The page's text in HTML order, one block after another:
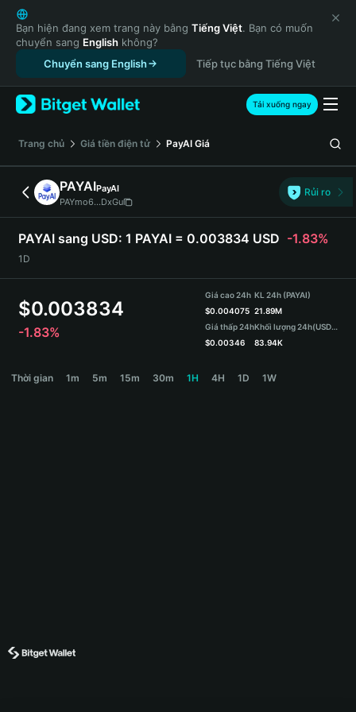
English
日本語
Tiếng Việt
Русский
Español (Latinoamérica)
Türkçe
Français
Deutsch
简体中文
繁體中文
Português (Portugal)
Bahasa Indonesia
ภาษาไทย
हिन्दी
Español
Português (Brasil)
Bạn hiện đang xem trang này bằng Tiếng Việt. Bạn có muốn
chuyển sang English không?
Chuyển sang English
Tiếp tục bằng Tiếng Việt
Tải xuống ngay
‌Trang chủ Giá tiền điện tử PayAI Giá
PAYAIPayAI
PAYmo6...DxGu
Rủi ro
PAYAI sang USD: 1 PAYAI = 0.003834 USD -1.83%
1D
$0.003834
-1.83%
Giá cao 24h
$0.004075
Giá thấp 24h
$0.00346
KL 24h (PAYAI)
21.89M
Khối lượng 24h(USDT)
83.94K
Thời gian 1m 5m 15m 30m 1H 4H 1D 1W